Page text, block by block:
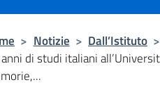
> Notizie > Dall’Istituto >
di studi italiani